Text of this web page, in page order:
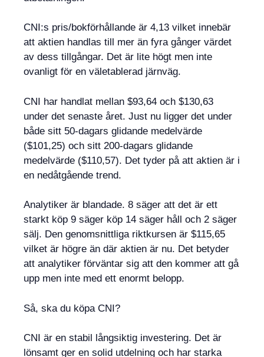
CNI:s pris/bokförhållande är 4,13 vilket innebär
att aktien handlas till mer än fyra gånger värdet
av dess tillgångar. Det är lite högt men inte
ovanligt för en väletablerad järnväg.
CNI har handlat mellan $93,64 och $130,63
under det senaste året. Just nu ligger det under
både sitt 50-dagars glidande medelvärde
($101,25) och sitt 200-dagars glidande
medelvärde ($110,57). Det tyder på att aktien är i
en nedåtgående trend.
Analytiker är blandade. 8 säger att det är ett
starkt köp 9 säger köp 14 säger håll och 2 säger
sälj. Den genomsnittliga riktkursen är $115,65
vilket är högre än där aktien är nu. Det betyder
att analytiker förväntar sig att den kommer att gå
upp men inte med ett enormt belopp.
Så, ska du köpa CNI?
CNI är en stabil långsiktig investering. Det är
lönsamt ger en solid utdelning och har starka